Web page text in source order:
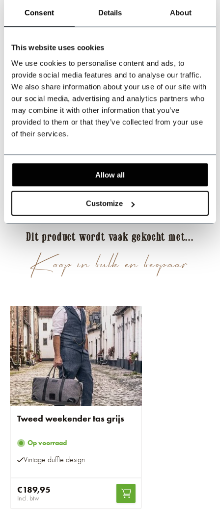
Consent Details About
This website uses cookies
We use cookies to personalise content and ads, to
provide social media features and to analyse our traffic.
We also share information about your use of our site with
our social media, advertising and analytics partners who
may combine it with other information that you’ve
provided to them or that they’ve collected from your use
of their services.
Allow all
Customize
Kunnen wij u helpen?
Klantenservice: now opened
+31 528233787
sales@shelbybrothers.com
509 customers give us a 9.3 atWebwinkel-keurmerk
Koop in bulk en bespaar
Dit product wordt vaak gekocht met...
Tweed weekender tas grijs
Op voorraad
Vintage duffle design
€189,95
Incl. btw